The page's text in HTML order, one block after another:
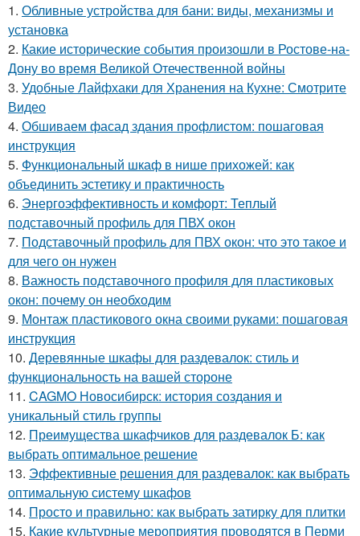
1. Обливные устройства для бани: виды, механизмы и
установка
2. Какие исторические события произошли в Ростове-на-
Дону во время Великой Отечественной войны
3. Удобные Лайфхаки для Хранения на Кухне: Смотрите
Видео
4. Обшиваем фасад здания профлистом: пошаговая
инструкция
5. Функциональный шкаф в нише прихожей: как
объединить эстетику и практичность
6. Энергоэффективность и комфорт: Теплый
подставочный профиль для ПВХ окон
7. Подставочный профиль для ПВХ окон: что это такое и
для чего он нужен
8. Важность подставочного профиля для пластиковых
окон: почему он необходим
9. Монтаж пластикового окна своими руками: пошаговая
инструкция
10. Деревянные шкафы для раздевалок: стиль и
функциональность на вашей стороне
11. CAGMO Новосибирск: история создания и
уникальный стиль группы
12. Преимущества шкафчиков для раздевалок Б: как
выбрать оптимальное решение
13. Эффективные решения для раздевалок: как выбрать
оптимальную систему шкафов
14. Просто и правильно: как выбрать затирку для плитки
15. Какие культурные мероприятия проводятся в Перми